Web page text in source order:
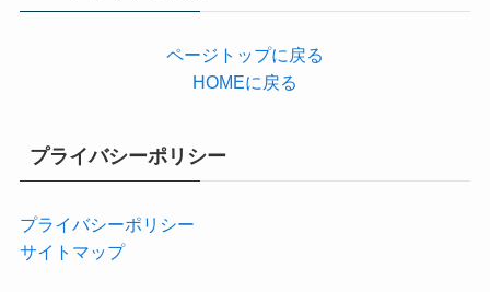
ページトップに戻る
HOMEに戻る
プライバシーポリシー
プライバシーポリシー
サイトマップ